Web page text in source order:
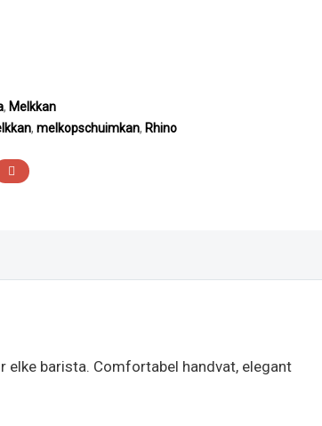
, Melkkan
, melkopschuimkan, Rhino
elke barista. Comfortabel handvat, elegant